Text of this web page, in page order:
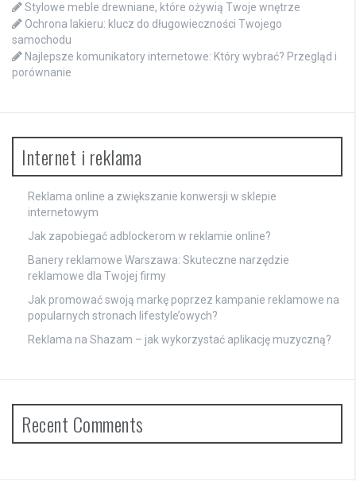
Stylowe meble drewniane, które ożywią Twoje wnętrze
Ochrona lakieru: klucz do długowieczności Twojego
samochodu
Najlepsze komunikatory internetowe: Który wybrać? Przegląd i
porównanie
Internet i reklama
Reklama online a zwiększanie konwersji w sklepie
internetowym
Jak zapobiegać adblockerom w reklamie online?
Banery reklamowe Warszawa: Skuteczne narzędzie
reklamowe dla Twojej firmy
Jak promować swoją markę poprzez kampanie reklamowe na
popularnych stronach lifestyle’owych?
Reklama na Shazam – jak wykorzystać aplikację muzyczną?
Recent Comments